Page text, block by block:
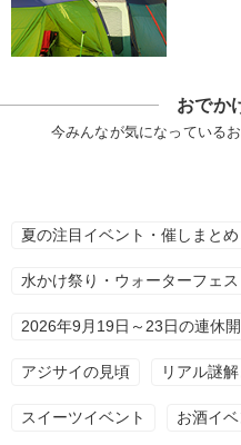
おでか
今みんなが気になっている
夏の注目イベント・催しまとめ
水かけ祭り・ウォーターフェス
2026年9月19日～23日の連休
アジサイの見頃 リアル謎
スイーツイベント お酒イベ